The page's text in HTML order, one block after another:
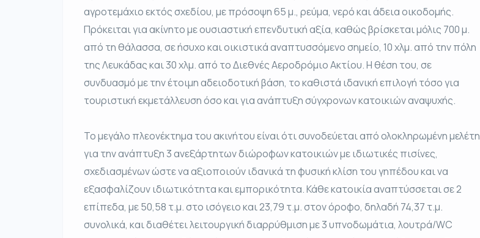
αγροτεμάχιο εκτός σχεδίου, με πρόσοψη 65 μ., ρεύμα, νερό και άδεια οικοδομής.
Πρόκειται για ακίνητο με ουσιαστική επενδυτική αξία, καθώς βρίσκεται μόλις 700 μ.
από τη θάλασσα, σε ήσυχο και οικιστικά αναπτυσσόμενο σημείο, 10 χλμ. από την πόλη
της Λευκάδας και 30 χλμ. από το Διεθνές Αεροδρόμιο Ακτίου. Η θέση του, σε
συνδυασμό με την έτοιμη αδειοδοτική βάση, το καθιστά ιδανική επιλογή τόσο για
τουριστική εκμετάλλευση όσο και για ανάπτυξη σύγχρονων κατοικιών αναψυχής.
Το μεγάλο πλεονέκτημα του ακινήτου είναι ότι συνοδεύεται από ολοκληρωμένη μελέτη
για την ανάπτυξη 3 ανεξάρτητων διώροφων κατοικιών με ιδιωτικές πισίνες,
σχεδιασμένων ώστε να αξιοποιούν ιδανικά τη φυσική κλίση του γηπέδου και να
εξασφαλίζουν ιδιωτικότητα και εμπορικότητα. Κάθε κατοικία αναπτύσσεται σε 2
επίπεδα, με 50,58 τ.μ. στο ισόγειο και 23,79 τ.μ. στον όροφο, δηλαδή 74,37 τ.μ.
συνολικά, και διαθέτει λειτουργική διαρρύθμιση με 3 υπνοδωμάτια, λουτρά/WC